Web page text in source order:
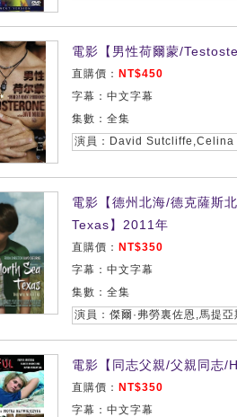
電影【男性荷爾蒙/
直購價： NT$450
字幕：中文字幕
集數：全集
電影【德州北海/德克薩斯
Texas】2011年
直購價： NT$350
字幕：中文字幕
集數：全集
演員：傑爾·弗勞裏佐恩,馬提亞
電影【同志父親/父親同志
直購價： NT$350
字幕：中文字幕